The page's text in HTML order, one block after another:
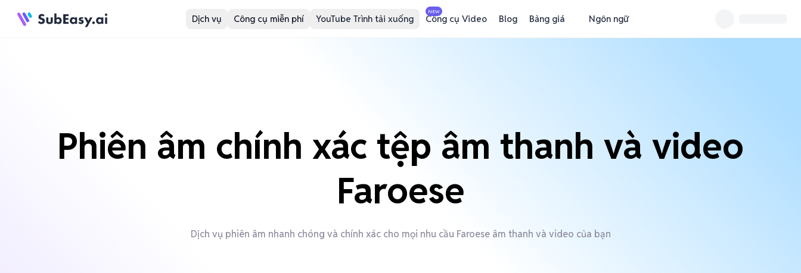
Dịch vụ Công cụ miễn phí YouTube Trình tải xuống
NEW
Công cụ Video Blog Bảng giá Ngôn ngữ
Phiên âm chính xác tệp âm thanh và video
Faroese
Dịch vụ phiên âm nhanh chóng và chính xác cho mọi nhu cầu Faroese âm thanh và video của bạn